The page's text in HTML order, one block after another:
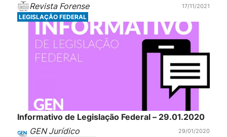
Revista Forense
17/11/2021
LEGISLAÇÃO FEDERAL
Informativo de Legislação Federal – 29.01.2020
GEN Jurídico
29/01/2020